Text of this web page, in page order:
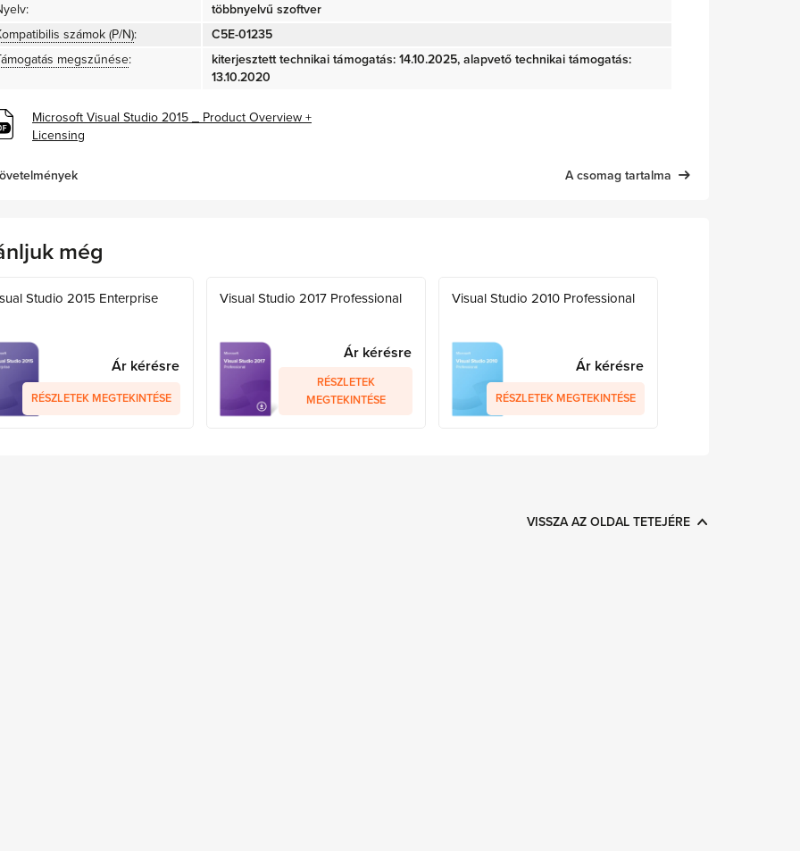
többnyelvű szoftver
számok (P/N):
C5E-01235
megszűnése:
kiterjesztett technikai támogatás: 14.10.2025, alapvető technikai támogatás:
13.10.2020
Microsoft Visual Studio 2015 _ Product Overview +
Licensing
A csomag tartalma
még
Studio 2015 Enterprise
Ár kérésre
RÉSZLETEK MEGTEKINTÉSE
Visual Studio 2017 Professional
Ár kérésre
RÉSZLETEK
MEGTEKINTÉSE
Visual Studio 2010 Professional
Ár kérésre
RÉSZLETEK MEGTEKINTÉSE
VISSZA AZ OLDAL TETEJÉRE